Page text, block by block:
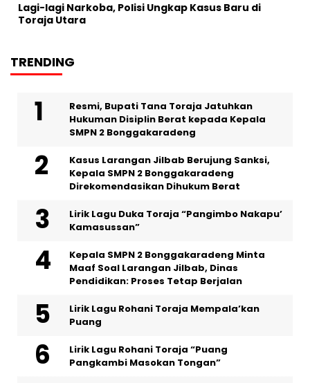
Lagi-lagi Narkoba, Polisi Ungkap Kasus Baru di
Toraja Utara
TRENDING
Resmi, Bupati Tana Toraja Jatuhkan
Hukuman Disiplin Berat kepada Kepala
SMPN 2 Bonggakaradeng
Kasus Larangan Jilbab Berujung Sanksi,
Kepala SMPN 2 Bonggakaradeng
Direkomendasikan Dihukum Berat
Lirik Lagu Duka Toraja “Pangimbo Nakapu’
Kamasussan”
Kepala SMPN 2 Bonggakaradeng Minta
Maaf Soal Larangan Jilbab, Dinas
Pendidikan: Proses Tetap Berjalan
Lirik Lagu Rohani Toraja Mempala’kan
Puang
Lirik Lagu Rohani Toraja “Puang
Pangkambi Masokan Tongan”